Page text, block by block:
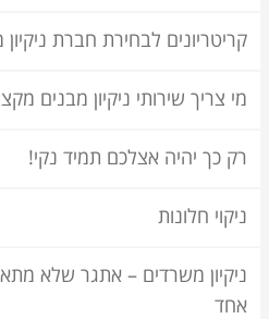
קריטריונים לבחירת חברת
מי צריך שירותי ניקיון מבנים
רק כך יהיה אצלכם תמיד נקי!
ניקוי חלונות
ניקיון משרדים – אתגר שלא
אחד